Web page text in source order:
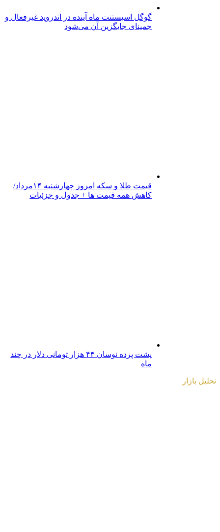
گوگل اسیستنت ماه آینده در اندروید غیرفعال و
جمینای جایگزین آن می‌شود
قیمت طلا و سکه امروز چهارشنبه ۱۴مرداد/
کاهش همه قیمت ها + جدول و جزئیات
پشت پرده نوسان ۴۴ هزار تومانی دلار در چند
ماه
تحلیل بازار